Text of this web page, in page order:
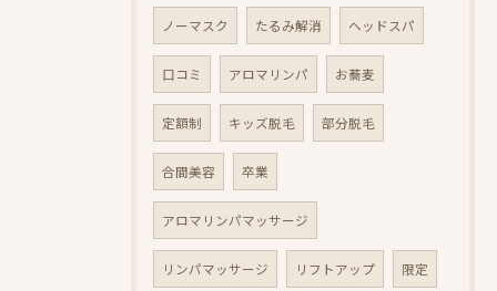
ノーマスク たるみ解消 ヘッドスパ
口コミ アロマリンパ お蕎麦
定額制 キッズ脱毛 部分脱毛
合間美容 卒業
アロマリンパマッサージ
リンパマッサージ リフトアップ 限定